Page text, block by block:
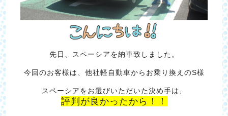
先日、スペーシアを納車致しました。
今回のお客様は、他社軽自動車からお乗り換えのS様
スペーシアをお選びいただいた決め手は、
評判が良かったから！！